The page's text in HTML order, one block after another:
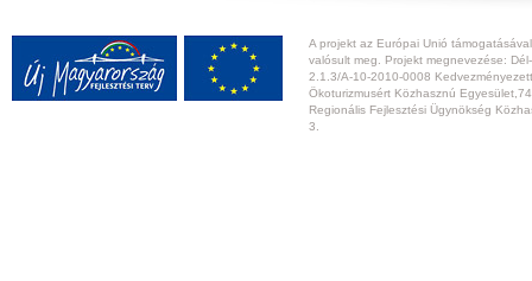
A projekt az Európai Unió
valósult meg. Projekt megnevezése:
2.1.3/A-10-2010-0008
Ökoturizmusért Közhasznú
Regionális Fejlesztési Ügynökség
3.